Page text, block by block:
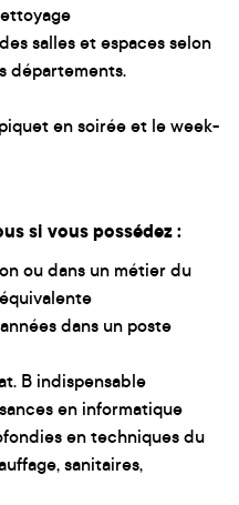
salles et espaces selon
départements.
en soirée et le week-
si vous possédez :
ou dans un métier du
dans un poste
B indispensable
en informatique
en techniques du
sanitaires,